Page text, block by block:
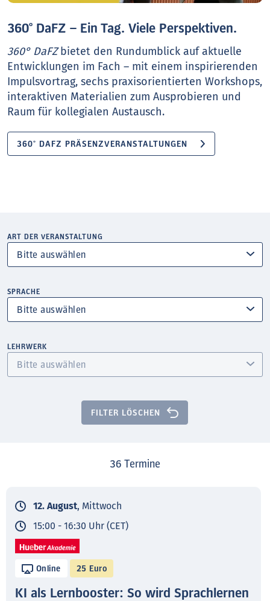
360° DaFZ – Ein Tag. Viele Perspektiven.
360° DaFZbietet den Rundumblick auf aktuelle
Entwicklungen im Fach – mit einem inspirierenden
Impulsvortrag, sechs praxisorientierten Workshops,
interaktiven Materialien zum Ausprobieren und
Raum für kollegialen Austausch.
360° DAFZ PRÄSENZVERANSTALTUNGEN
ART DER VERANSTALTUNG
SPRACHE
LEHRWERK
FILTER LÖSCHEN
36 Termine
12. August, Mittwoch
15:00 - 16:30 Uhr (CET)
Online 25 Euro
KI als Lernbooster: So wird Sprachlernen